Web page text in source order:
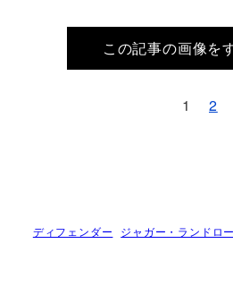
この記事の画像を
1 2
ディフェンダー ジャガー・ランドロ